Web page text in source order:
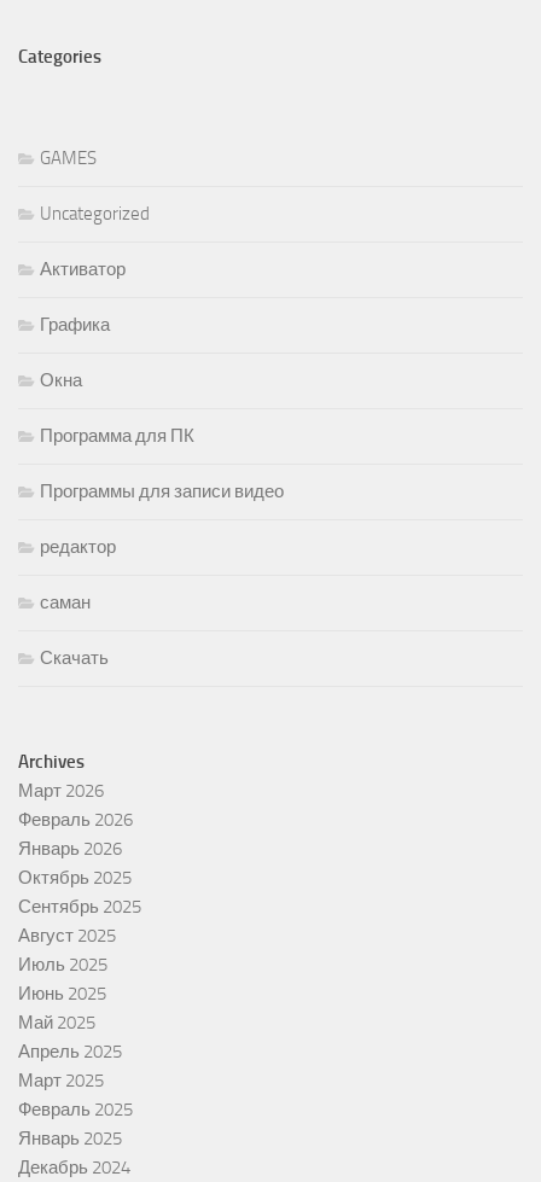
Categories
GAMES
Uncategorized
Активатор
Графика
Окна
Программа для ПК
Программы для записи видео
редактор
саман
Скачать
Archives
Март 2026
Февраль 2026
Январь 2026
Октябрь 2025
Сентябрь 2025
Август 2025
Июль 2025
Июнь 2025
Май 2025
Апрель 2025
Март 2025
Февраль 2025
Январь 2025
Декабрь 2024